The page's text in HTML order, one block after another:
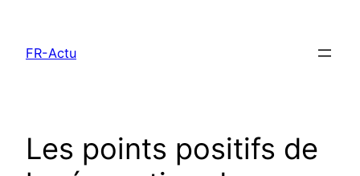
contenu
FR-Actu
Les points positifs de